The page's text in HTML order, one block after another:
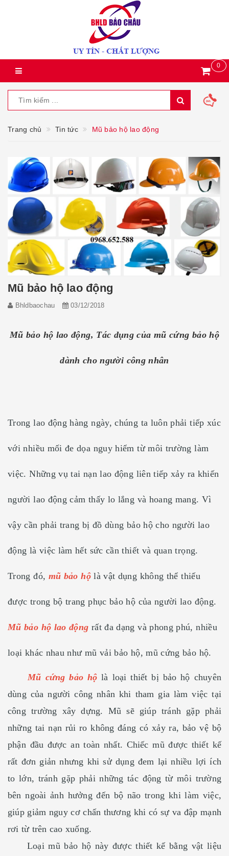
0
Trang chủ Tin tức Mũ bảo hộ lao động
Mũ bảo hộ lao động
Bhldbaochau 03/12/2018
Mũ bảo hộ lao động, Tác dụng của mũ cứng bảo hộ
dành cho người công nhân
Trong lao động hàng ngày, chúng ta luôn phải tiếp xúc
với nhiều mối đe dọa nguy hiểm từ môi trường làm
việc. Những vụ tai nạn lao động liên tiếp xảy ra khiến
người lao động cảm thấy lo lắng và hoang mang. Vì
vậy cần phải trang bị đồ dùng bảo hộ cho người lao
động là việc làm hết sức cần thiết và quan trọng.
Trong đó, mũ bảo hộlà vật dụng không thể thiếu
được trong bộ trang phục bảo hộ của người lao động.
Mũ bảo hộ lao động rất đa dạng và phong phú, nhiều
loại khác nhau như mũ vải bảo hộ, mũ cứng bảo hộ.
Mũ cứng bảo hộ là loại thiết bị bảo hộ chuyên
dùng của người công nhân khi tham gia làm việc tại
công trường xây dựng. Mũ sẽ giúp tránh gặp phải
những tai nạn rủi ro không đáng có xảy ra, bảo vệ bộ
phận đầu được an toàn nhất. Chiếc mũ được thiết kế
rất đơn giản nhưng khi sử dụng đem lại nhiều lợi ích
to lớn, tránh gặp phải những tác động từ môi trường
bên ngoài ảnh hưởng đến bộ não trong khi làm việc,
giúp giảm nguy cơ chấn thương khi có sự va đập mạnh
rơi từ trên cao xuống.
Loại mũ bảo hộ này được thiết kế bằng vật liệu